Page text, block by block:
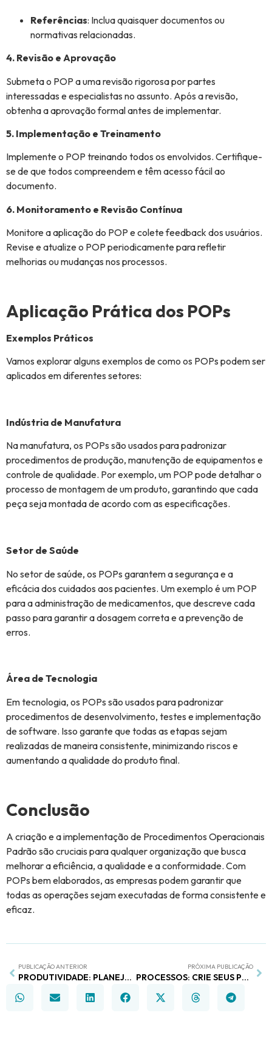
Referências: Inclua quaisquer documentos ou
normativas relacionadas.
4. Revisão e Aprovação
Submeta o POP a uma revisão rigorosa por partes
interessadas e especialistas no assunto. Após a revisão,
obtenha a aprovação formal antes de implementar.
5. Implementação e Treinamento
Implemente o POP treinando todos os envolvidos. Certifique-
se de que todos compreendem e têm acesso fácil ao
documento.
6. Monitoramento e Revisão Contínua
Monitore a aplicação do POP e colete feedback dos usuários.
Revise e atualize o POP periodicamente para refletir
melhorias ou mudanças nos processos.
Aplicação Prática dos POPs
Exemplos Práticos
Vamos explorar alguns exemplos de como os POPs podem ser
aplicados em diferentes setores:
Indústria de Manufatura
Na manufatura, os POPs são usados para padronizar
procedimentos de produção, manutenção de equipamentos e
controle de qualidade. Por exemplo, um POP pode detalhar o
processo de montagem de um produto, garantindo que cada
peça seja montada de acordo com as especificações.
Setor de Saúde
No setor de saúde, os POPs garantem a segurança e a
eficácia dos cuidados aos pacientes. Um exemplo é um POP
para a administração de medicamentos, que descreve cada
passo para garantir a dosagem correta e a prevenção de
erros.
Área de Tecnologia
Em tecnologia, os POPs são usados para padronizar
procedimentos de desenvolvimento, testes e implementação
de software. Isso garante que todas as etapas sejam
realizadas de maneira consistente, minimizando riscos e
aumentando a qualidade do produto final.
Conclusão
A criação e a implementação de Procedimentos Operacionais
Padrão são cruciais para qualquer organização que busca
melhorar a eficiência, a qualidade e a conformidade. Com
POPs bem elaborados, as empresas podem garantir que
todas as operações sejam executadas de forma consistente e
eficaz.
PUBLICAÇÃO ANTERIOR
PRODUTIVIDADE: PLANEJAMENTO DE ROTINA E AUTOMAÇÃO DE TAREFAS
PRÓXIMA PUBLICAÇÃO
PROCESSOS: CRIE SEUS PRÓPRIOS FLUXOS E AGILIZE A ROTINA DA EQUIPE